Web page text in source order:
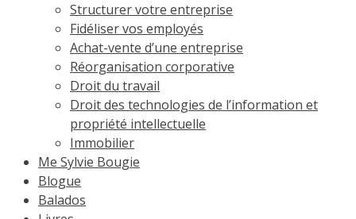
Structurer votre entreprise
Fidéliser vos employés
Achat-vente d’une entreprise
Réorganisation corporative
Droit du travail
Droit des technologies de l’information et
propriété intellectuelle
Immobilier
Me Sylvie Bougie
Blogue
Balados